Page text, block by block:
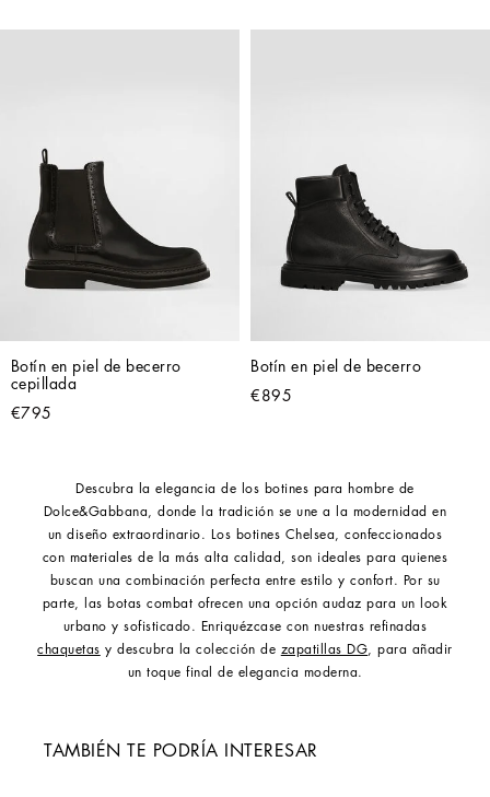
Botín en piel de becerro
cepillada
€795
Botín en piel de becerro
€895
Descubra la elegancia de los botines para hombre de
Dolce&Gabbana, donde la tradición se une a la modernidad en
un diseño extraordinario. Los botines Chelsea, confeccionados
con materiales de la más alta calidad, son ideales para quienes
buscan una combinación perfecta entre estilo y confort. Por su
parte, las botas combat ofrecen una opción audaz para un look
urbano y sofisticado. Enriquézcase con nuestras refinadas
chaquetas y descubra la colección de zapatillas DG , para añadir
un toque final de elegancia moderna.
TAMBIÉN TE PODRÍA INTERESAR